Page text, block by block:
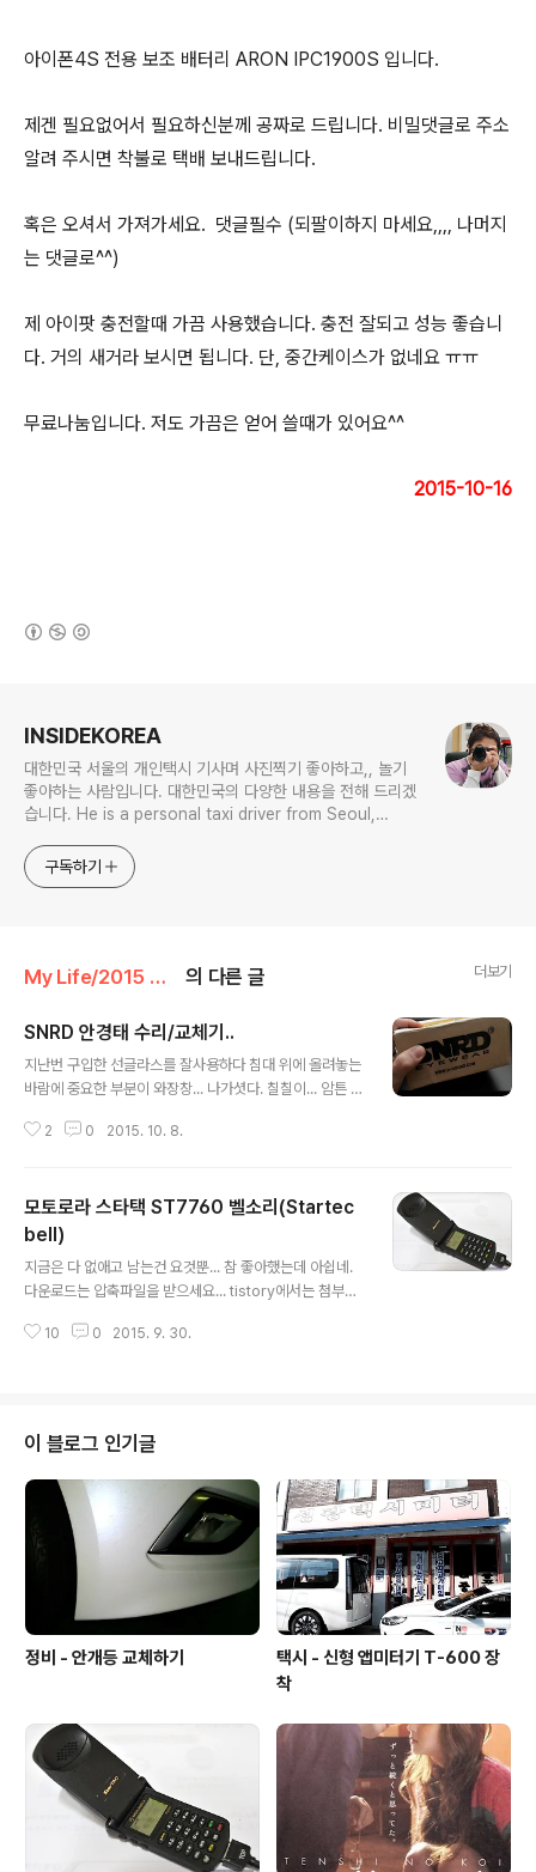
아이폰4S 전용 보조 배터리 ARON IPC1900S 입니다.
제겐 필요없어서 필요하신분께 공짜로 드립니다. 비밀댓글로 주소
알려 주시면 착불로 택배 보내드립니다.
혹은 오셔서 가져가세요. 댓글필수 (되팔이하지 마세요,,,, 나머지
는 댓글로^^)
제 아이팟 충전할때 가끔 사용했습니다. 충전 잘되고 성능 좋습니
다. 거의 새거라 보시면 됩니다. 단, 중간케이스가 없네요 ㅠㅠ
무료나눔입니다. 저도 가끔은 얻어 쓸때가 있어요^^
2015-10-16
INSIDEKOREA
대한민국 서울의 개인택시 기사며 사진찍기 좋아하고,, 놀기
좋아하는 사람입니다. 대한민국의 다양한 내용을 전해 드리겠
습니다. He is a personal taxi driver from Seoul,
play. I will give you various contents of Korea.
구독하기
My Life/2015 하루 의 다른 글 더보기
SNRD 안경태 수리/교체기..
지난번 구입한 선글라스를 잘사용하다 침대 위에 올려놓는
바람에 중요한 부분이 와장창... 나가셧다. 칠칠이... 암튼 A
아 교체햐기로 했다. 교체할 안경태는 이렇게 포장해서 왔
전혀 다른이미지다. 치명적인 순간에 찍어둔 사진... 이래서
안경 안쓰는 사람들 무지 해먹을 가능성이 높다. 렌즈알에
기스가 없서서 다행이다. 돈들어가는 소리 없었으면 한다.
안경을 모두 분해해서 모여놓았더니 장남감 같다.ㅎㅎㅎ
앞에 있는것이 교체할 대상. 우선 렌즈를 눌러서 넓은 부분
부터 살짝 힘을주면서 밀어 넣으면 된다. 깨질위험은 없다.
2 0 2015. 10. 8.
모토로라 스타택 ST7760 벨소리(Startec
bell)
지금은 다 없애고 남는건 요것뿐... 참 좋아했는데 아쉽네.
다운로드는 압축파일을 받으세요... tistory에서는 첨부하
서 벨소리로 사용하시면 됩니다. 2015-09-30
10 0 2015. 9. 30.
이 블로그 인기글
정비 - 안개등 교체하기
택시 - 신형 앱미터기 T-600 장
착